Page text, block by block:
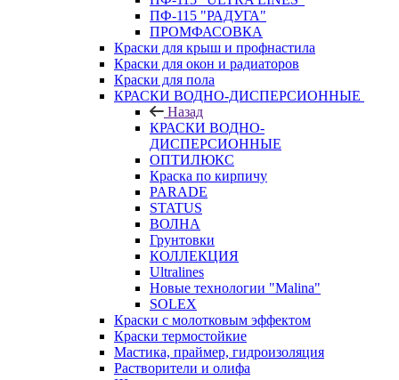
ПФ-115 "РАДУГА"
ПРОМФАСОВКА
Краски для крыш и профнастила
Краски для окон и радиаторов
Краски для пола
КРАСКИ ВОДНО-ДИСПЕРСИОННЫЕ
Назад
КРАСКИ ВОДНО-
ДИСПЕРСИОННЫЕ
ОПТИЛЮКС
Краска по кирпичу
PARADE
STATUS
ВОЛНА
Грунтовки
КОЛЛЕКЦИЯ
Ultralines
Новые технологии "Malina"
SOLEX
Краски с молотковым эффектом
Краски термостойкие
Мастика, праймер, гидроизоляция
Растворители и олифа